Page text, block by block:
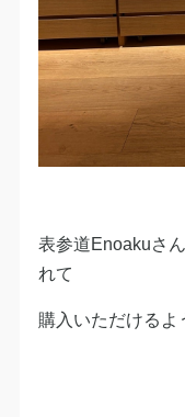
表参道Enoakuさ
れて
購入いただけるよ